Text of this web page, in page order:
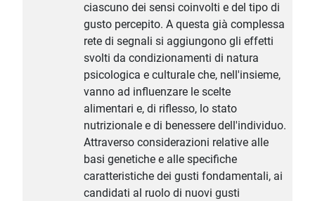
ciascuno dei sensi coinvolti e del tipo di
gusto percepito. A questa già complessa
rete di segnali si aggiungono gli effetti
svolti da condizionamenti di natura
psicologica e culturale che, nell'insieme,
vanno ad influenzare le scelte
alimentari e, di riflesso, lo stato
nutrizionale e di benessere dell'individuo.
Attraverso considerazioni relative alle
basi genetiche e alle specifiche
caratteristiche dei gusti fondamentali, ai
candidati al ruolo di nuovi gusti